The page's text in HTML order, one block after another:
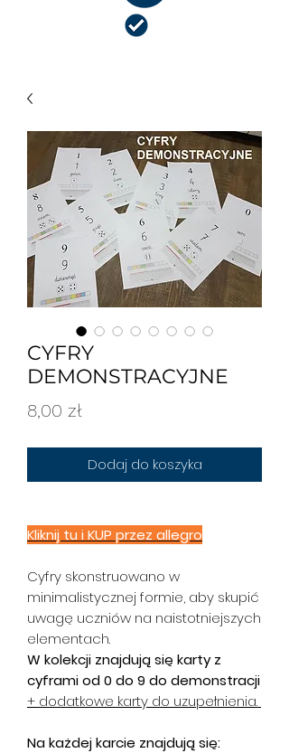
NIEZBĘDNIK NAUCZYCIELA
CYFRY
DEMONSTRACYJNE
8,00 złCena
Dodaj do koszyka
Kliknij tu i KUP przez allegro
Cyfry skonstruowano w
minimalistycznej formie, aby skupić
uwagę uczniów na naistotniejszych
elementach.
W kolekcji znajdują się karty z
cyframi od 0 do 9 do demonstracji
+ dodatkowe karty do uzupełnienia.
Na każdej karcie znajdują się: